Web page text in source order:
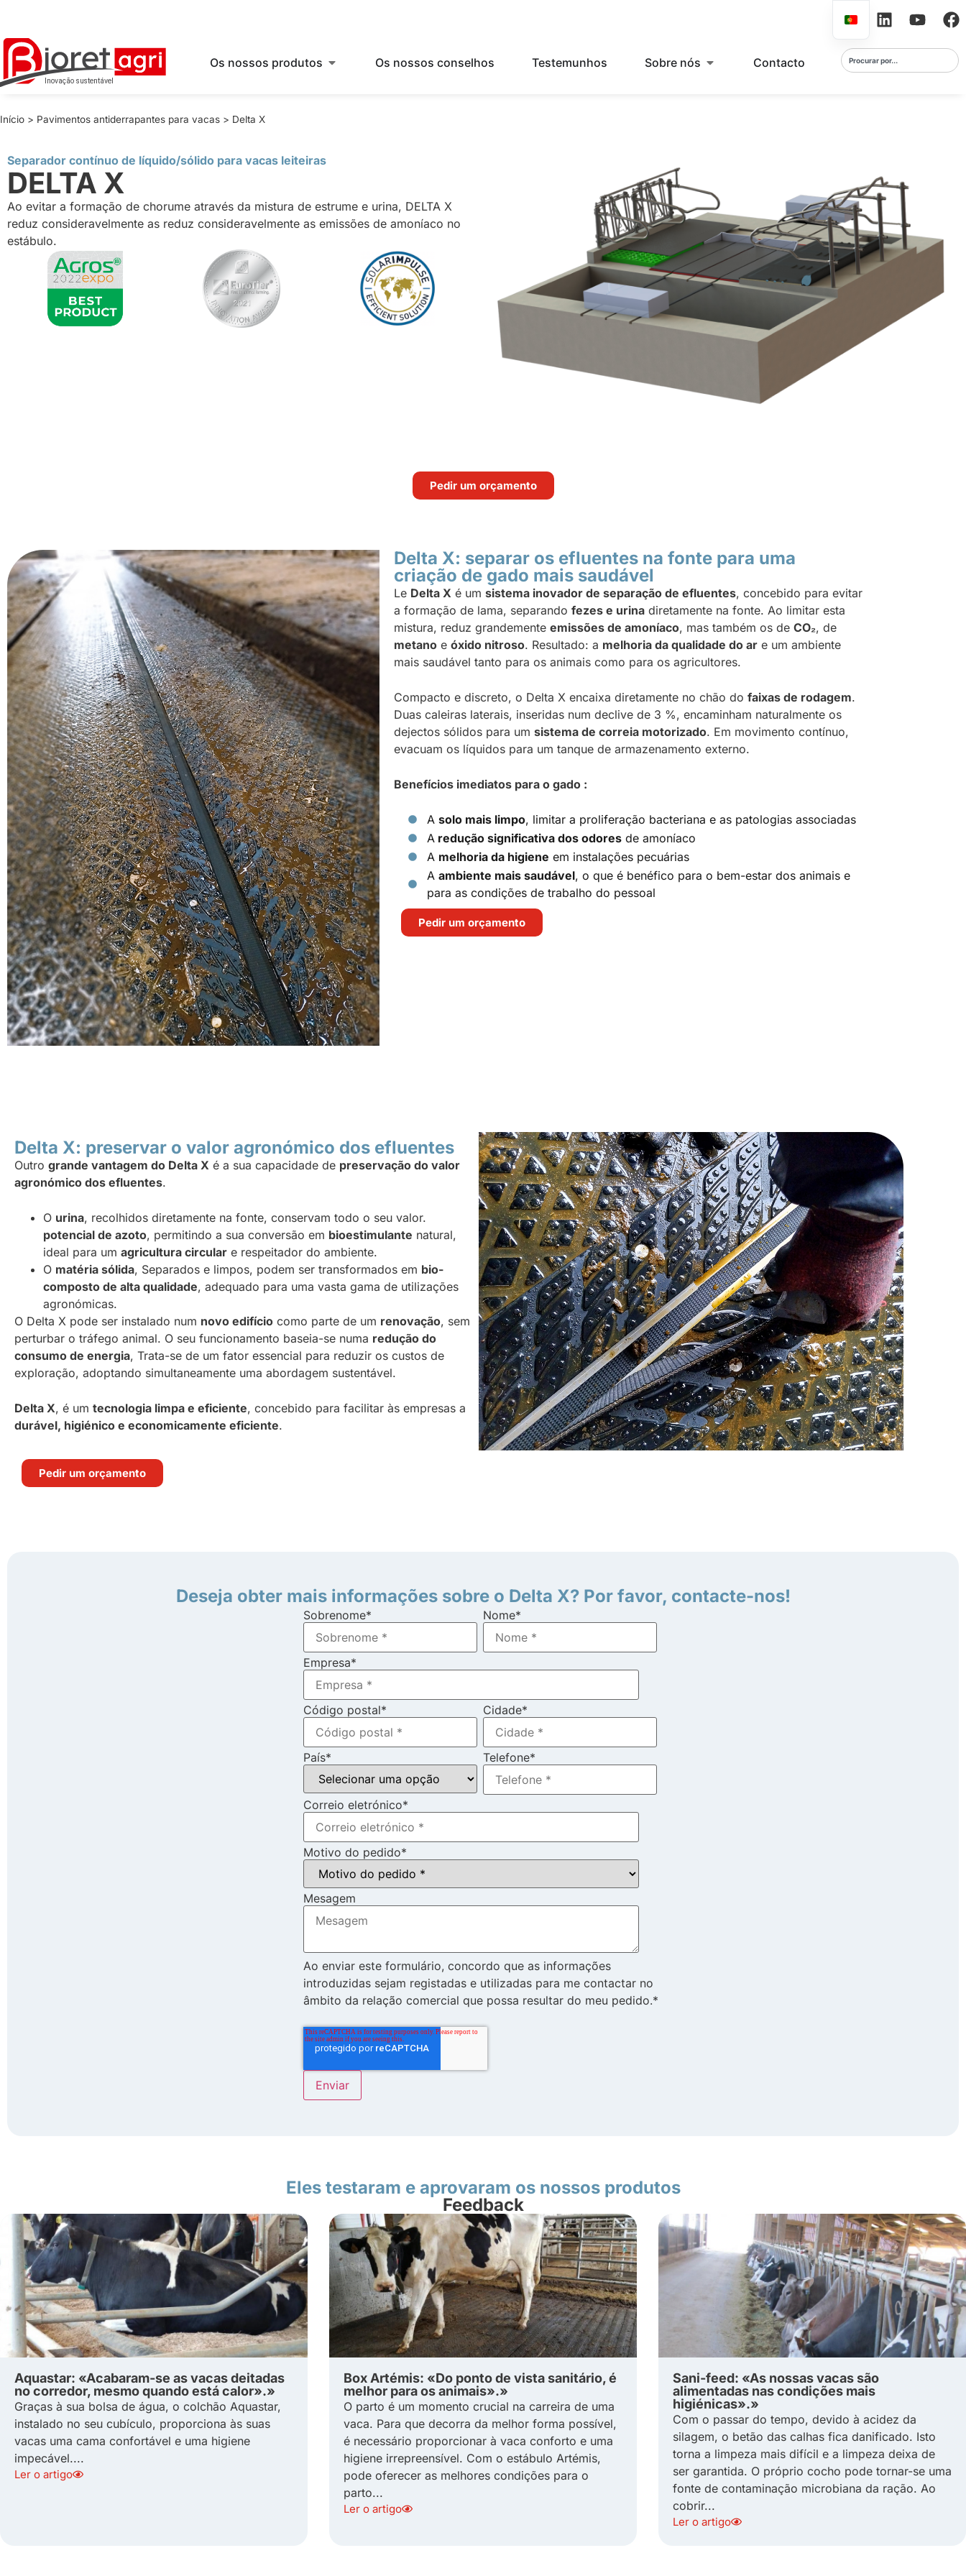
Os nossos produtos Os nossos conselhos Testemunhos Sobre nós Contacto
Início > Pavimentos antiderrapantes para vacas > Delta X
Separador contínuo de líquido/sólido para vacas leiteiras
DELTA X
Ao evitar a formação de chorume através da mistura de estrume e urina, DELTA X
reduz consideravelmente as reduz consideravelmente as emissões de amoníaco no
estábulo.
Pedir um orçamento
Delta X: separar os efluentes na fonte para uma
criação de gado mais saudável
Le Delta Xé um sistema inovador de separação de efluentes, concebido para evitar
a formação de lama, separando fezes e urinadiretamente na fonte. Ao limitar esta
mistura, reduz grandemente emissões de amoníaco, mas também os de CO₂, de
metanoe óxido nitroso. Resultado: a melhoria da qualidade do are um ambiente
mais saudável tanto para os animais como para os agricultores.
Compacto e discreto, o Delta X encaixa diretamente no chão do faixas de rodagem.
Duas caleiras laterais, inseridas num declive de 3 %, encaminham naturalmente os
dejectos sólidos para um sistema de correia motorizado. Em movimento contínuo,
evacuam os líquidos para um tanque de armazenamento externo.
Benefícios imediatos para o gado :
A solo mais limpo, limitar a proliferação bacteriana e as patologias associadas
Aredução significativa dos odoresde amoníaco
A melhoria da higiene em instalações pecuárias
A ambiente mais saudável, o que é benéfico para o bem-estar dos animais e
para as condições de trabalho do pessoal
Pedir um orçamento
Delta X: preservar o valor agronómico dos efluentes
Outro grande vantagem do Delta X é a sua capacidade de preservação do valor
agronómico dos efluentes.
O urina, recolhidos diretamente na fonte, conservam todo o seu valor.
potencial de azoto, permitindo a sua conversão em bioestimulante natural,
ideal para um agricultura circular e respeitador do ambiente.
O matéria sólida, Separados e limpos, podem ser transformados em bio-
composto de alta qualidade, adequado para uma vasta gama de utilizações
agronómicas.
O Delta X pode ser instalado num novo edifício como parte de um renovação, sem
perturbar o tráfego animal. O seu funcionamento baseia-se numa redução do
consumo de energia, Trata-se de um fator essencial para reduzir os custos de
exploração, adoptando simultaneamente uma abordagem sustentável.
Delta X, é um tecnologia limpa e eficiente, concebido para facilitar às empresas a
durável, higiénico e economicamente eficiente.
Pedir um orçamento
Deseja obter mais informações sobre o Delta X? Por favor, contacte-nos!
Sobrenome* Nome*
Empresa*
Código postal* Cidade*
País* Telefone*
Correio eletrónico*
Motivo do pedido*
Mesagem
Ao enviar este formulário, concordo que as informações
introduzidas sejam registadas e utilizadas para me contactar no
âmbito da relação comercial que possa resultar do meu pedido.*
Eles testaram e aprovaram os nossos produtos
Feedback
Aquastar: «Acabaram-se as vacas deitadas
no corredor, mesmo quando está calor».»
Graças à sua bolsa de água, o colchão Aquastar,
instalado no seu cubículo, proporciona às suas
vacas uma cama confortável e uma higiene
impecável....
Ler o artigo
Box Artémis: «Do ponto de vista sanitário, é
melhor para os animais».»
O parto é um momento crucial na carreira de uma
vaca. Para que decorra da melhor forma possível,
é necessário proporcionar à vaca conforto e uma
higiene irrepreensível. Com o estábulo Artémis,
pode oferecer as melhores condições para o
parto...
Ler o artigo
Sani-feed: «As nossas vacas são
alimentadas nas condições mais
higiénicas».»
Com o passar do tempo, devido à acidez da
silagem, o betão das calhas fica danificado. Isto
torna a limpeza mais difícil e a limpeza deixa de
ser garantida. O próprio cocho pode tornar-se uma
fonte de contaminação microbiana da ração. Ao
cobrir...
Ler o artigo